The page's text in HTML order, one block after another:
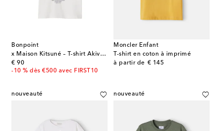
Bonpoint
x Maison Kitsuné – T-shirt Akiva en coton
€ 90
original price
-10 % dès €500 avec FIRST10
Moncler Enfant
T-shirt en coton à imprimé
à partir de € 145
original price
nouveauté nouveauté